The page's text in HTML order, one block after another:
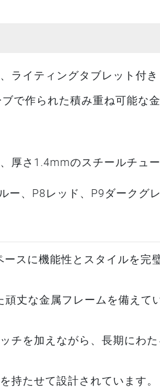
ライティングタブレット付き
で作られた積み重ね可能な
厚さ1.4mmのスチールチュ
ー、P8レッド、P9ダークグ
スに機能性とスタイルを完
丈な金属フレームを備えて
チを加えながら、長期にわた
持たせて設計されています。